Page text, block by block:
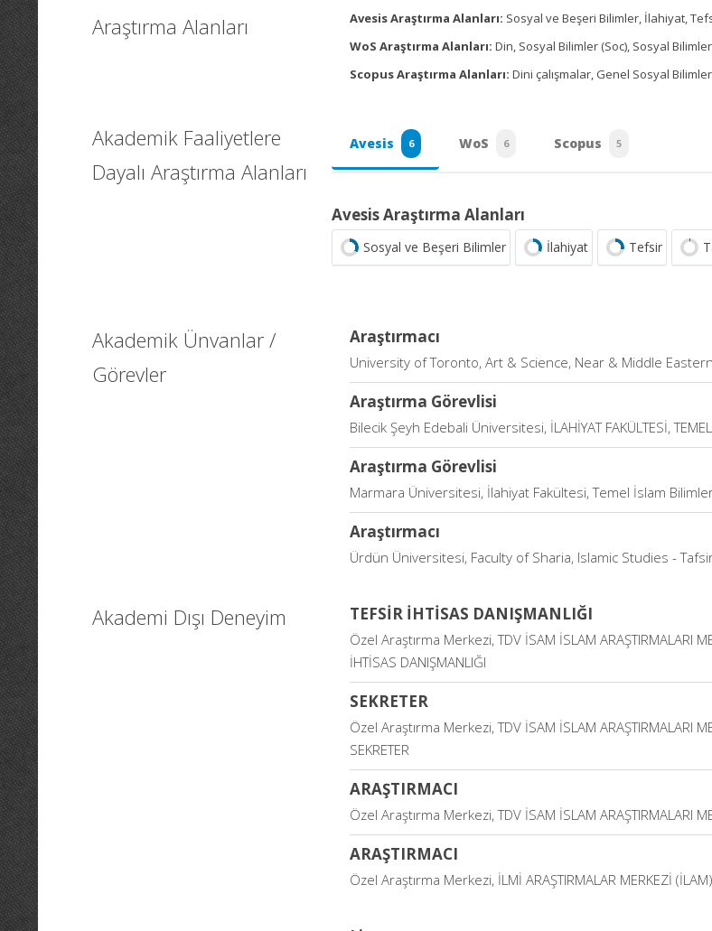
Araştırma Alanları Avesis Araştırma Alanları: Sosyal ve Beşeri Bilimler, İlahiyat,
WoS Araştırma Alanları: Din, Sosyal Bilimler (Soc), Sosyal
Scopus Araştırma Alanları: Dini çalışmalar, Genel Sosyal Bilimler
Akademik Faaliyetlere
Dayalı Araştırma Alanları
Avesis 6 WoS 6 Scopus 5
Avesis Araştırma Alanları
Sosyal ve Beşeri Bilimler İlahiyat Tefsir
Akademik Ünvanlar /
Görevler
Araştırmacı
University of Toronto, Art & Science, Near & Middle
Araştırma Görevlisi
Bilecik Şeyh Edebali Üniversitesi, İLAHİYAT FAKÜLTESİ,
Araştırma Görevlisi
Marmara Üniversitesi, İlahiyat Fakültesi, Temel İslam
Araştırmacı
Ürdün Üniversitesi, Faculty of Sharia, Islamic Studies -
Akademi Dışı Deneyim TEFSİR İHTİSAS DANIŞMANLIĞI
Özel Araştırma Merkezi, TDV İSAM İSLAM ARAŞTIRMALARI
İHTİSAS DANIŞMANLIĞI
SEKRETER
Özel Araştırma Merkezi, TDV İSAM İSLAM ARAŞTIRMALARI
SEKRETER
ARAŞTIRMACI
Özel Araştırma Merkezi, TDV İSAM İSLAM ARAŞTIRMALARI
ARAŞTIRMACI
Özel Araştırma Merkezi, İLMİ ARAŞTIRMALAR MERKEZİ